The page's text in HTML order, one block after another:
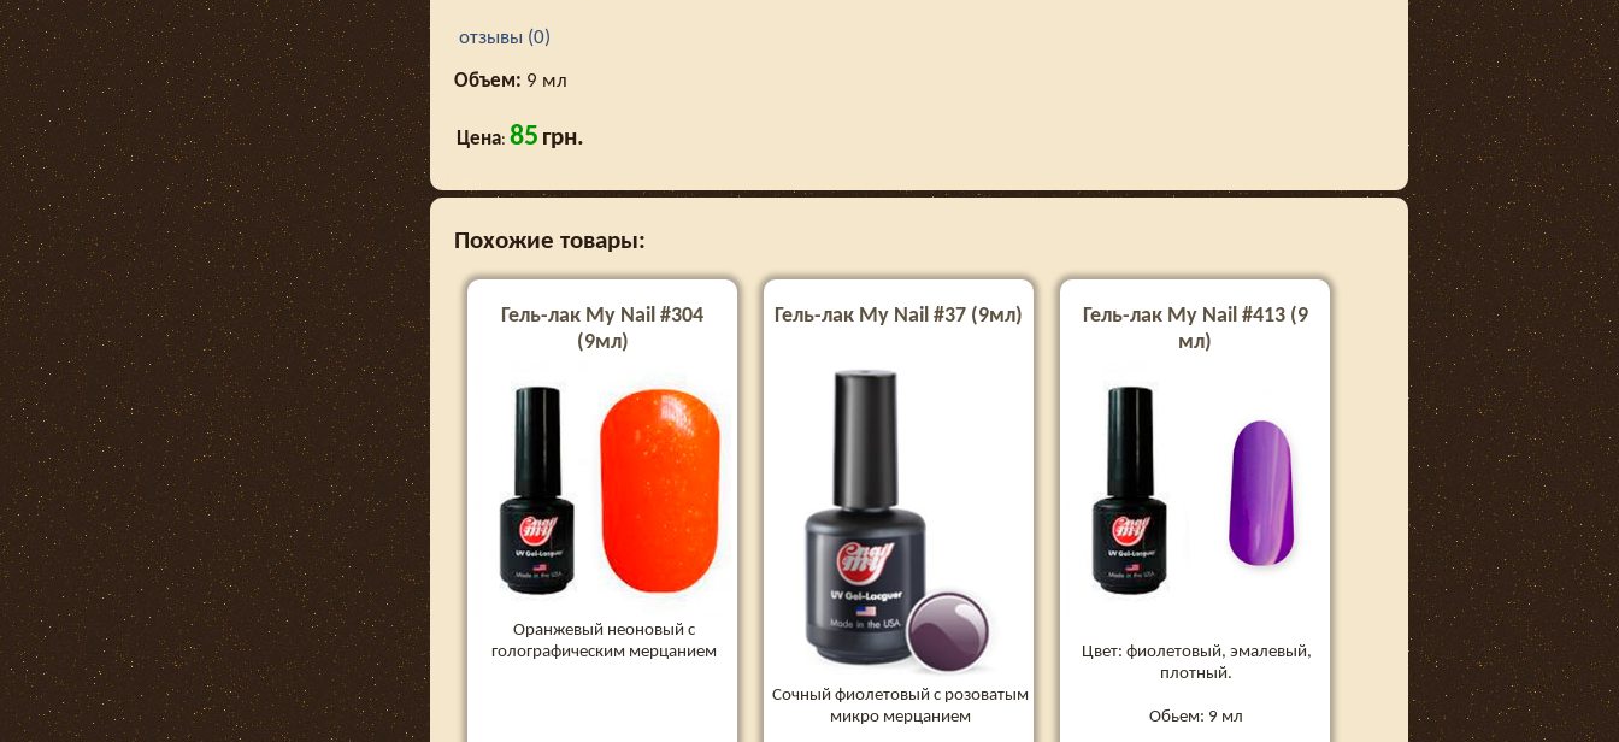
отзывы (0)
Объем: 9 мл
Цена: 85 грн.
Похожие товары:
Гель-лак My Nail #304
(9мл)
Оранжевый неоновый с
голографическим мерцанием
Гель-лак My Nail #37 (9мл)
Сочный фиолетовый с розоватым
микро мерцанием
Гель-лак My Nail #413 (9
мл)
Цвет: фиолетовый, эмалевый,
плотный.
Обьем: 9 мл